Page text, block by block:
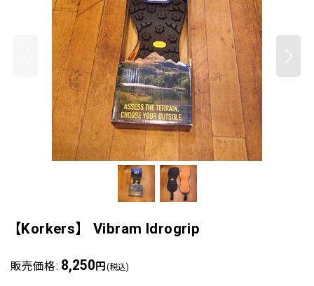
【Korkers】 Vibram Idrogrip
販売価格: 8,250 円 (税込)